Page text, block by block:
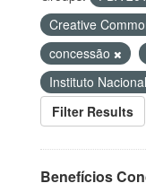
Creative
concessão
Instituto
Filter Results
Benefícios